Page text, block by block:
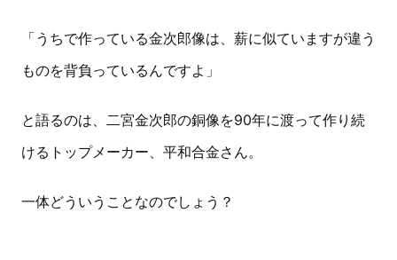
「うちで作っている金次郎像は、薪に似ていますが違う
ものを背負っているんですよ」
と語るのは、二宮金次郎の銅像を90年に渡って作り続
けるトップメーカー、平和合金さん。
一体どういうことなのでしょう？